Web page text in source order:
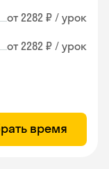
от 2282 ₽ / урок
от 2282 ₽ / урок
время